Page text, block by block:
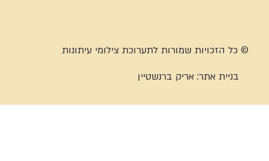
© כל הזכויות שמורות לתערוכת צילומי עיתונות
בניית אתר:אריק ברנשטיין